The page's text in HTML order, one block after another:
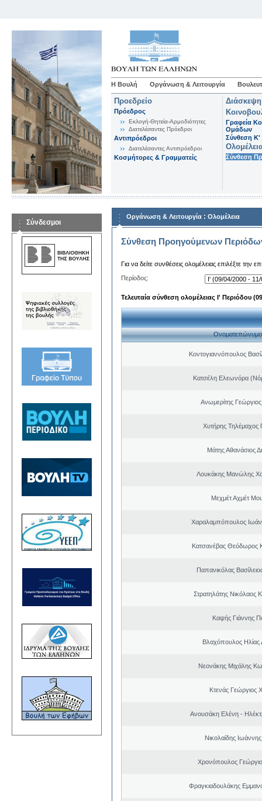
Η Βουλή Οργάνωση & Λειτουργία
Προεδρείο
Πρόεδρος
Εκλογή-Θητεία-Αρμοδιότητες
Διατελέσαντες Πρόεδροι
Αντιπρόεδροι
Διατελέσαντες Αντιπρόεδροι
Κοσμήτορες & Γραμματείς
Γραφεία
Ομάδων
Σύνθεση K'
Σύνθεση
Σύνδεσμοι
Οργάνωση & Λειτουργία : Ολομέλεια
Σύνθεση Προηγούμενων
Για να δείτε συνθέσεις ολομέλειας επιλέξτε την
Περίοδος:
Τελευταία σύνθεση ολομέλειας Ι' Περιόδου
Ονοματεπώνυμο
Κοντογιαννόπουλος
Κατσέλη Ελεωνόρα
Ανωμερίτης
Χυτήρης Τηλέμαχος
Μάτης Αθανάσιος
Λουκάκης Μανώλης
Μεχμέτ Αχμέτ
Χαραλαμπόπουλος
Κατσανέβας Θεόδωρος
Παπανικόλας
Στρατηλάτης Νικόλαος
Καψής Γιάννης
Βλαχόπουλος Ηλίας
Νεονάκης Μιχάλης
Κτενάς Γεώργιος
Ανουσάκη Ελένη -
Νικολαίδης
Χρονόπουλος
Φραγκιαδουλάκης